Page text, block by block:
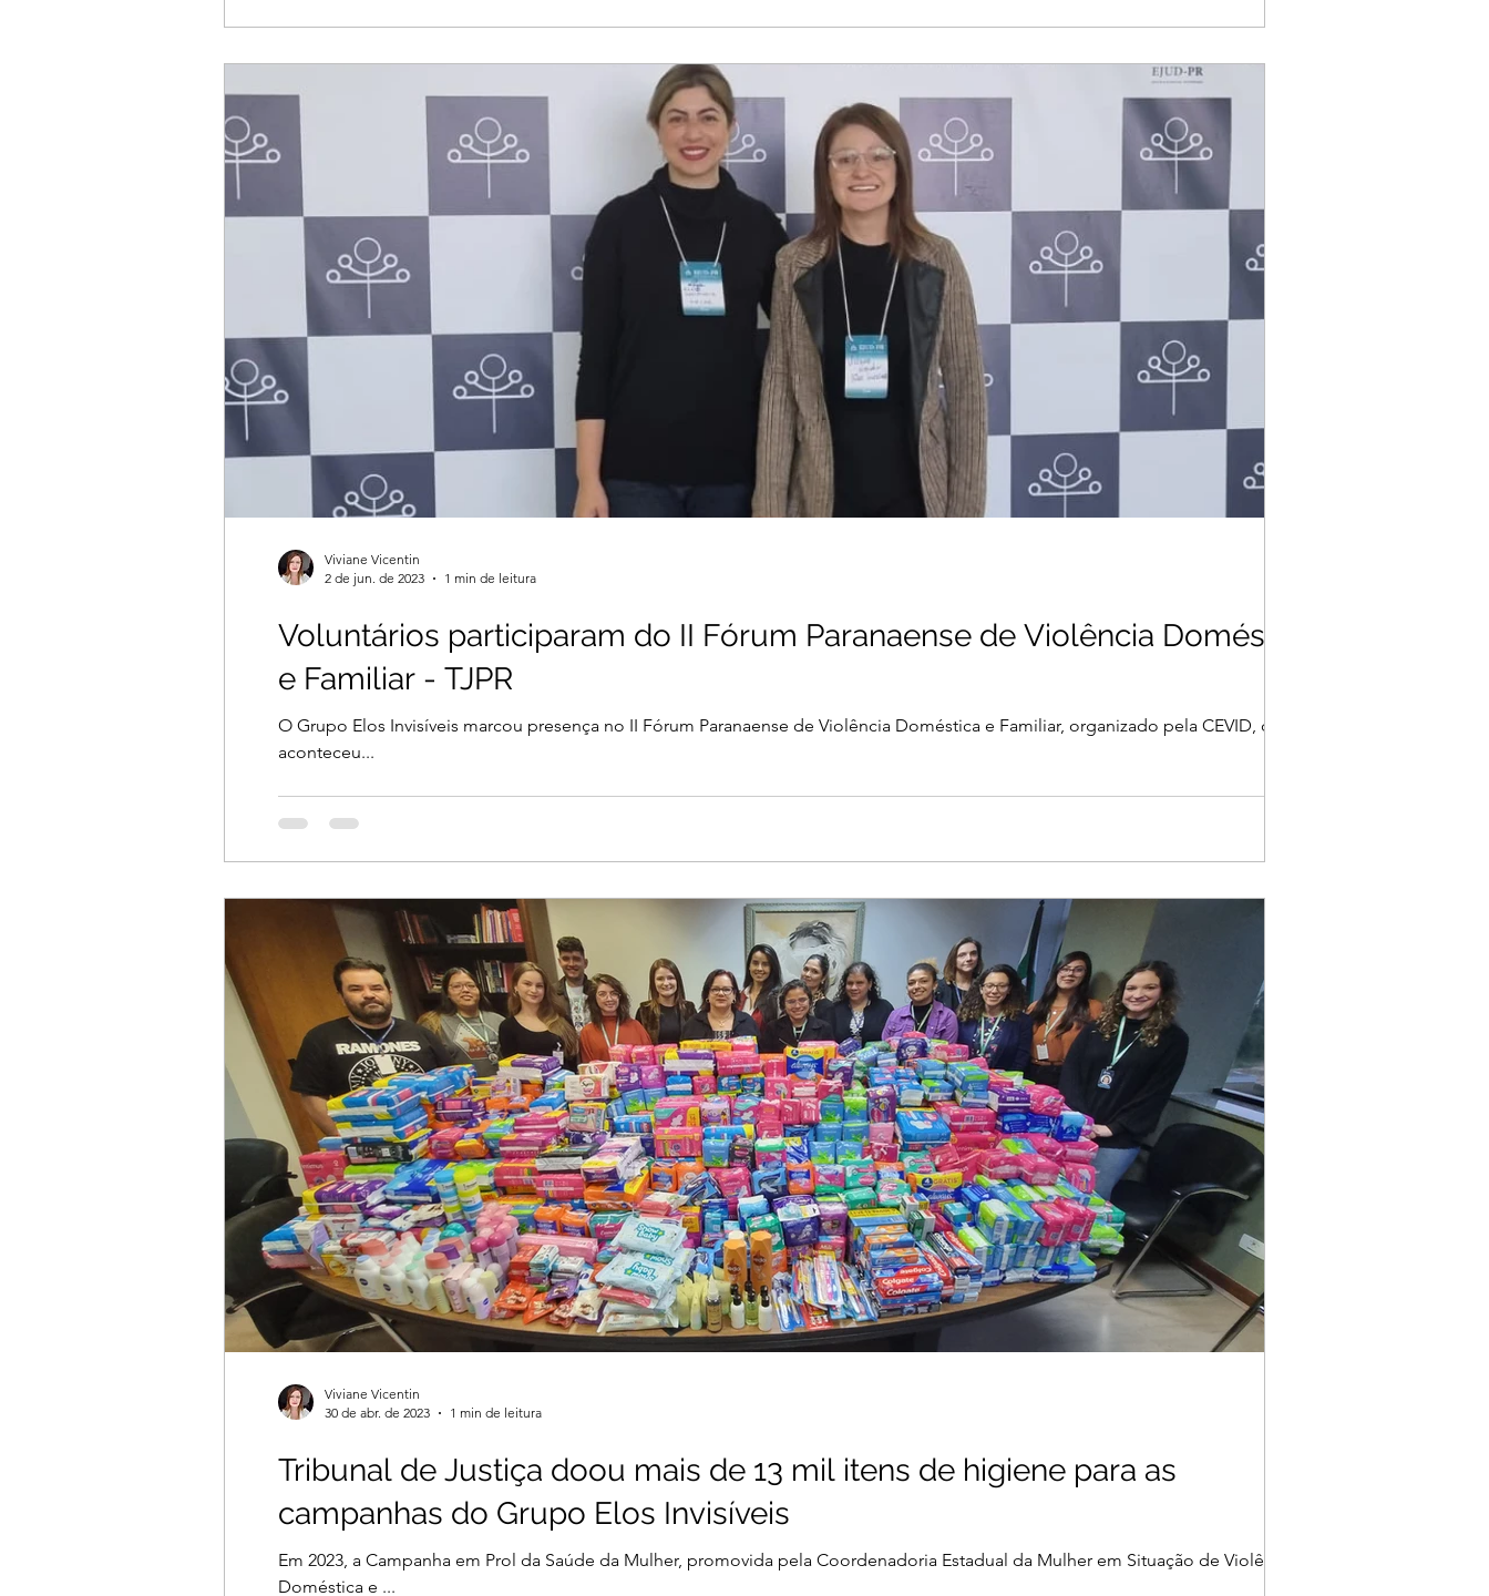
Voluntários participaram do II Fórum Paranaense de Violência Doméstica
e Familiar - TJPR
O Grupo Elos Invisíveis marcou presença no II Fórum Paranaense de Violência Doméstica e Familiar, organizado pela CEVID, que
aconteceu...
Viviane Vicentin
2 de jun. de 2023
1 min de leitura
Tribunal de Justiça doou mais de 13 mil itens de higiene para as
campanhas do Grupo Elos Invisíveis
Em 2023, a Campanha em Prol da Saúde da Mulher, promovida pela Coordenadoria Estadual da Mulher em Situação de Violência
Doméstica e ...
Viviane Vicentin
30 de abr. de 2023
1 min de leitura